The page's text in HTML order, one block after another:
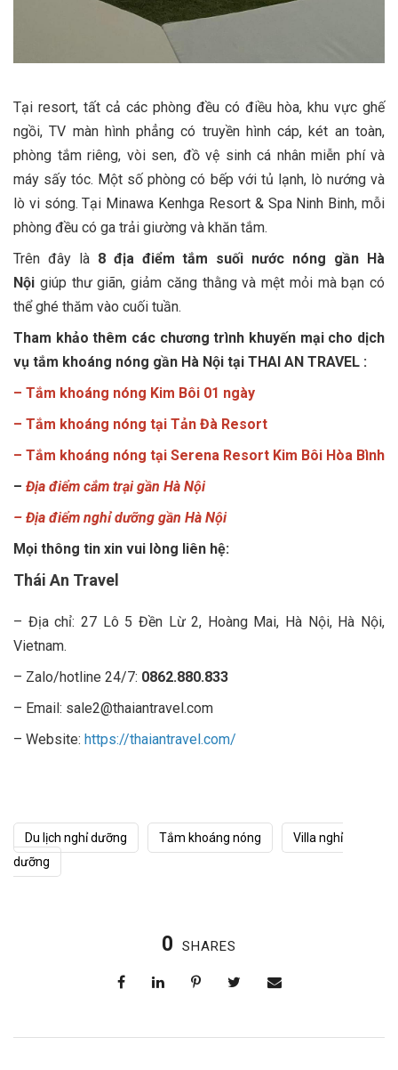
Tại resort, tất cả các phòng đều có điều hòa, khu vực ghế
ngồi, TV màn hình phẳng có truyền hình cáp, két an toàn,
phòng tắm riêng, vòi sen, đồ vệ sinh cá nhân miễn phí và
máy sấy tóc. Một số phòng có bếp với tủ lạnh, lò nướng và
lò vi sóng. Tại Minawa Kenhga Resort & Spa Ninh Binh, mỗi
phòng đều có ga trải giường và khăn tắm.
Trên đây là 8 địa điểm tắm suối nước nóng gần Hà
Nội giúp thư giãn, giảm căng thằng và mệt mỏi mà bạn có
thể ghé thăm vào cuối tuần.
Tham khảo thêm các chương trình khuyến mại cho dịch
vụ tắm khoáng nóng gần Hà Nội tại THAI AN TRAVEL :
– Tắm khoáng nóng Kim Bôi 01 ngày
– Tắm khoáng nóng tại Tản Đà Resort
– Tắm khoáng nóng tại Serena Resort Kim Bôi Hòa Bình
– Địa điểm cắm trại gần Hà Nội
– Địa điểm nghỉ dưỡng gần Hà Nội
Mọi thông tin xin vui lòng liên hệ:
Thái An Travel
– Địa chỉ: 27 Lô 5 Đền Lừ 2, Hoàng Mai, Hà Nội, Hà Nội,
Vietnam.
– Zalo/hotline 24/7: 0862.880.833
– Email: sale2@thaiantravel.com
– Website: https://thaiantravel.com/
Du lịch nghỉ dưỡng Tắm khoáng nóng
Villa nghỉ
dưỡng
0 SHARES